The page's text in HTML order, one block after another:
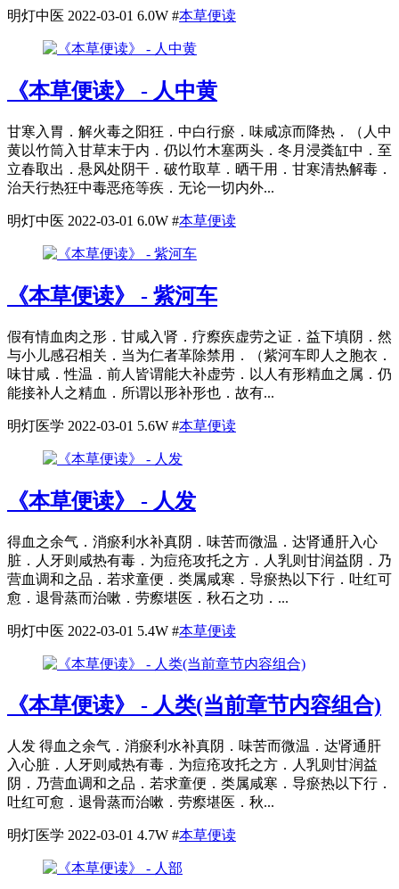
明灯中医 2022-03-01 6.0W #本草便读
《本草便读》 - 人中黄
甘寒入胃．解火毒之阳狂．中白行瘀．味咸凉而降热．（人中
黄以竹筒入甘草末于内．仍以竹木塞两头．冬月浸粪缸中．至
立春取出．悬风处阴干．破竹取草．晒干用．甘寒清热解毒．
治天行热狂中毒恶疮等疾．无论一切内外...
明灯中医 2022-03-01 6.0W #本草便读
《本草便读》 - 紫河车
假有情血肉之形．甘咸入肾．疗瘵疾虚劳之证．益下填阴．然
与小儿感召相关．当为仁者革除禁用．（紫河车即人之胞衣．
味甘咸．性温．前人皆谓能大补虚劳．以人有形精血之属．仍
能接补人之精血．所谓以形补形也．故有...
明灯医学 2022-03-01 5.6W #本草便读
《本草便读》 - 人发
得血之余气．消瘀利水补真阴．味苦而微温．达肾通肝入心
脏．人牙则咸热有毒．为痘疮攻托之方．人乳则甘润益阴．乃
营血调和之品．若求童便．类属咸寒．导瘀热以下行．吐红可
愈．退骨蒸而治嗽．劳瘵堪医．秋石之功．...
明灯中医 2022-03-01 5.4W #本草便读
《本草便读》 - 人类(当前章节内容组合)
人发 得血之余气．消瘀利水补真阴．味苦而微温．达肾通肝
入心脏．人牙则咸热有毒．为痘疮攻托之方．人乳则甘润益
阴．乃营血调和之品．若求童便．类属咸寒．导瘀热以下行．
吐红可愈．退骨蒸而治嗽．劳瘵堪医．秋...
明灯医学 2022-03-01 4.7W #本草便读